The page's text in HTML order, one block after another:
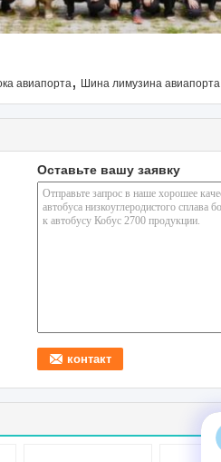
авиапорта, Шина лимузина авиапорта
Оставьте вашу заявку